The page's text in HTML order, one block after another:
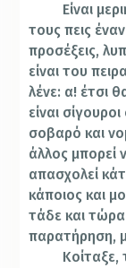
Είναι
τους πεις
προσέξεις,
είναι του
λένε: α! έτσι
είναι
σοβαρό και
άλλος μπορεί
απασχολεί
κάποιος και
τάδε και τώρα
παρατήρηση,
Κοίταξε,